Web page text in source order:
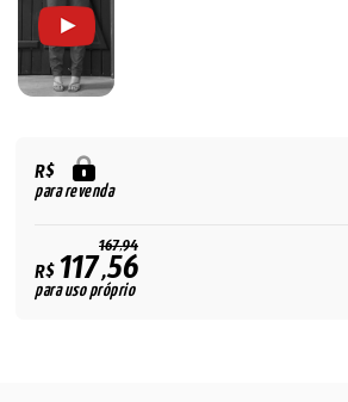
R$
para revenda
167,94
R$117,56
para uso próprio